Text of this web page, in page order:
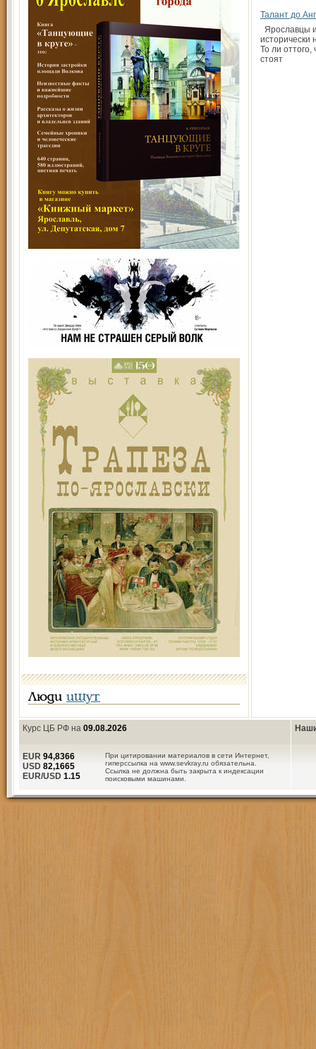
Люди ищут
Талант до
Ярославцы
исторически
То ли
стоят
Курс ЦБ РФ на 09.08.2026
При цитировании материалов в сети Интернет,
гиперссылка на www.sevkray.ru обязательна.
Ссылка не должна быть закрыта к индексации
поисковыми машинами.
EUR 94,8366
USD 82,1665
EUR/USD 1.15